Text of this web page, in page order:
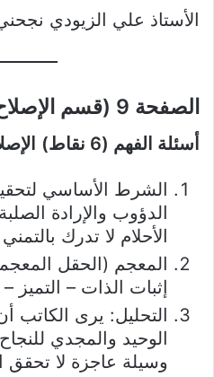
الأستاذ علي الزيودي
الصفحة 9 (قسم الإصلاح)
أسئلة الفهم (6 نقاط)
الشرط الأساسي
الدؤوب والإرادة
الأحلام لا تدرك
المعجم (الحقل
إثبات الذات – التميز
التحليل: يرى الكاتب
الوحيد والمجدي
وسيلة عاجزة لا تحقق